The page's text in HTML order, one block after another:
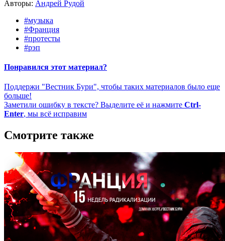
Авторы: Андрей Рудой
#музыка
#Франция
#протесты
#рэп
Понравился этот материал?
Поддержи "Вестник Бури", чтобы таких материалов было еще
больше!
Заметили ошибку в тексте? Выделите её и нажмите Ctrl-
Enter, мы всё исправим
Смотрите также